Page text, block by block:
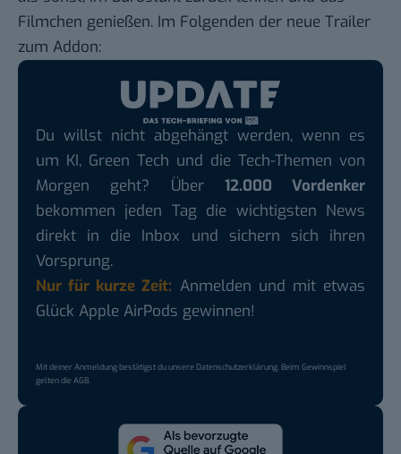
Filmchen genießen. Im Folgenden der neue Trailer
zum Addon:
Du willst nicht abgehängt werden, wenn es
um KI, Green Tech und die Tech-Themen von
Morgen geht? Über 12.000 Vordenker
bekommen jeden Tag die wichtigsten News
direkt in die Inbox und sichern sich ihren
Vorsprung.
Nur für kurze Zeit: Anmelden und mit etwas
Glück Apple AirPods gewinnen!
Mit deiner Anmeldung bestätigst du unsereDatenschutzerklärung. Beim Gewinnspiel
gelten dieAGB.